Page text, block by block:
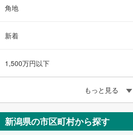
角地
新着
1,500万円以下
もっと見る
新潟県の市区町村から探す